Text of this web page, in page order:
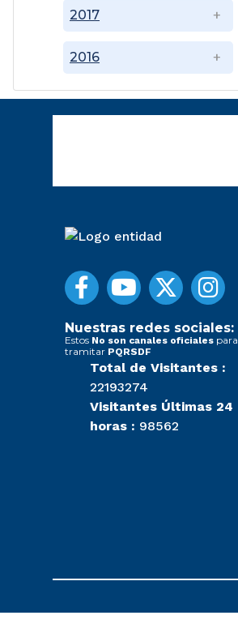
2016
2017
Nuestras redes sociales:
Estos No son canales oficiales para
tramitar PQRSDF
Total de Visitantes :
22193274
Visitantes Últimas 24
horas : 98562